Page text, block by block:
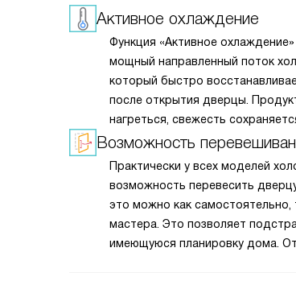
Активное охлаждение
Функция «Активное
мощный направленный поток
который быстро
после открытия дверцы.
нагреться, свежесть
Особенно полезно при частом
Возможность
Практически у всех моделей
возможность перевесить
это можно как самостоятельно,
мастера. Это позволяет
имеющуюся планировку дома.